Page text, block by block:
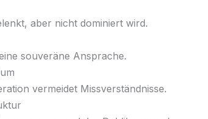
aber nicht dominiert wird.
souveräne Ansprache.
vermeidet Missverständnisse.